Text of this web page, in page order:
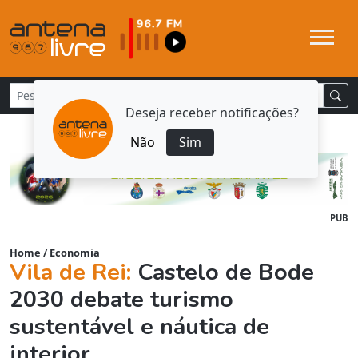
Deseja receber notificações?
Não
Sim
PUB
Home / Economia
Vila de Rei: Castelo de Bode
2030 debate turismo
sustentável e náutica de